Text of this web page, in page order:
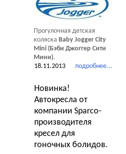
Прогулочная детская
коляска Baby Jogger City
Mini (Бэби Джоггер Сити
Мини).
подробнее...
18.11.2013
Новинка!
Автокресла от
компании Sparco-
производителя
кресел для
гоночных болидов.